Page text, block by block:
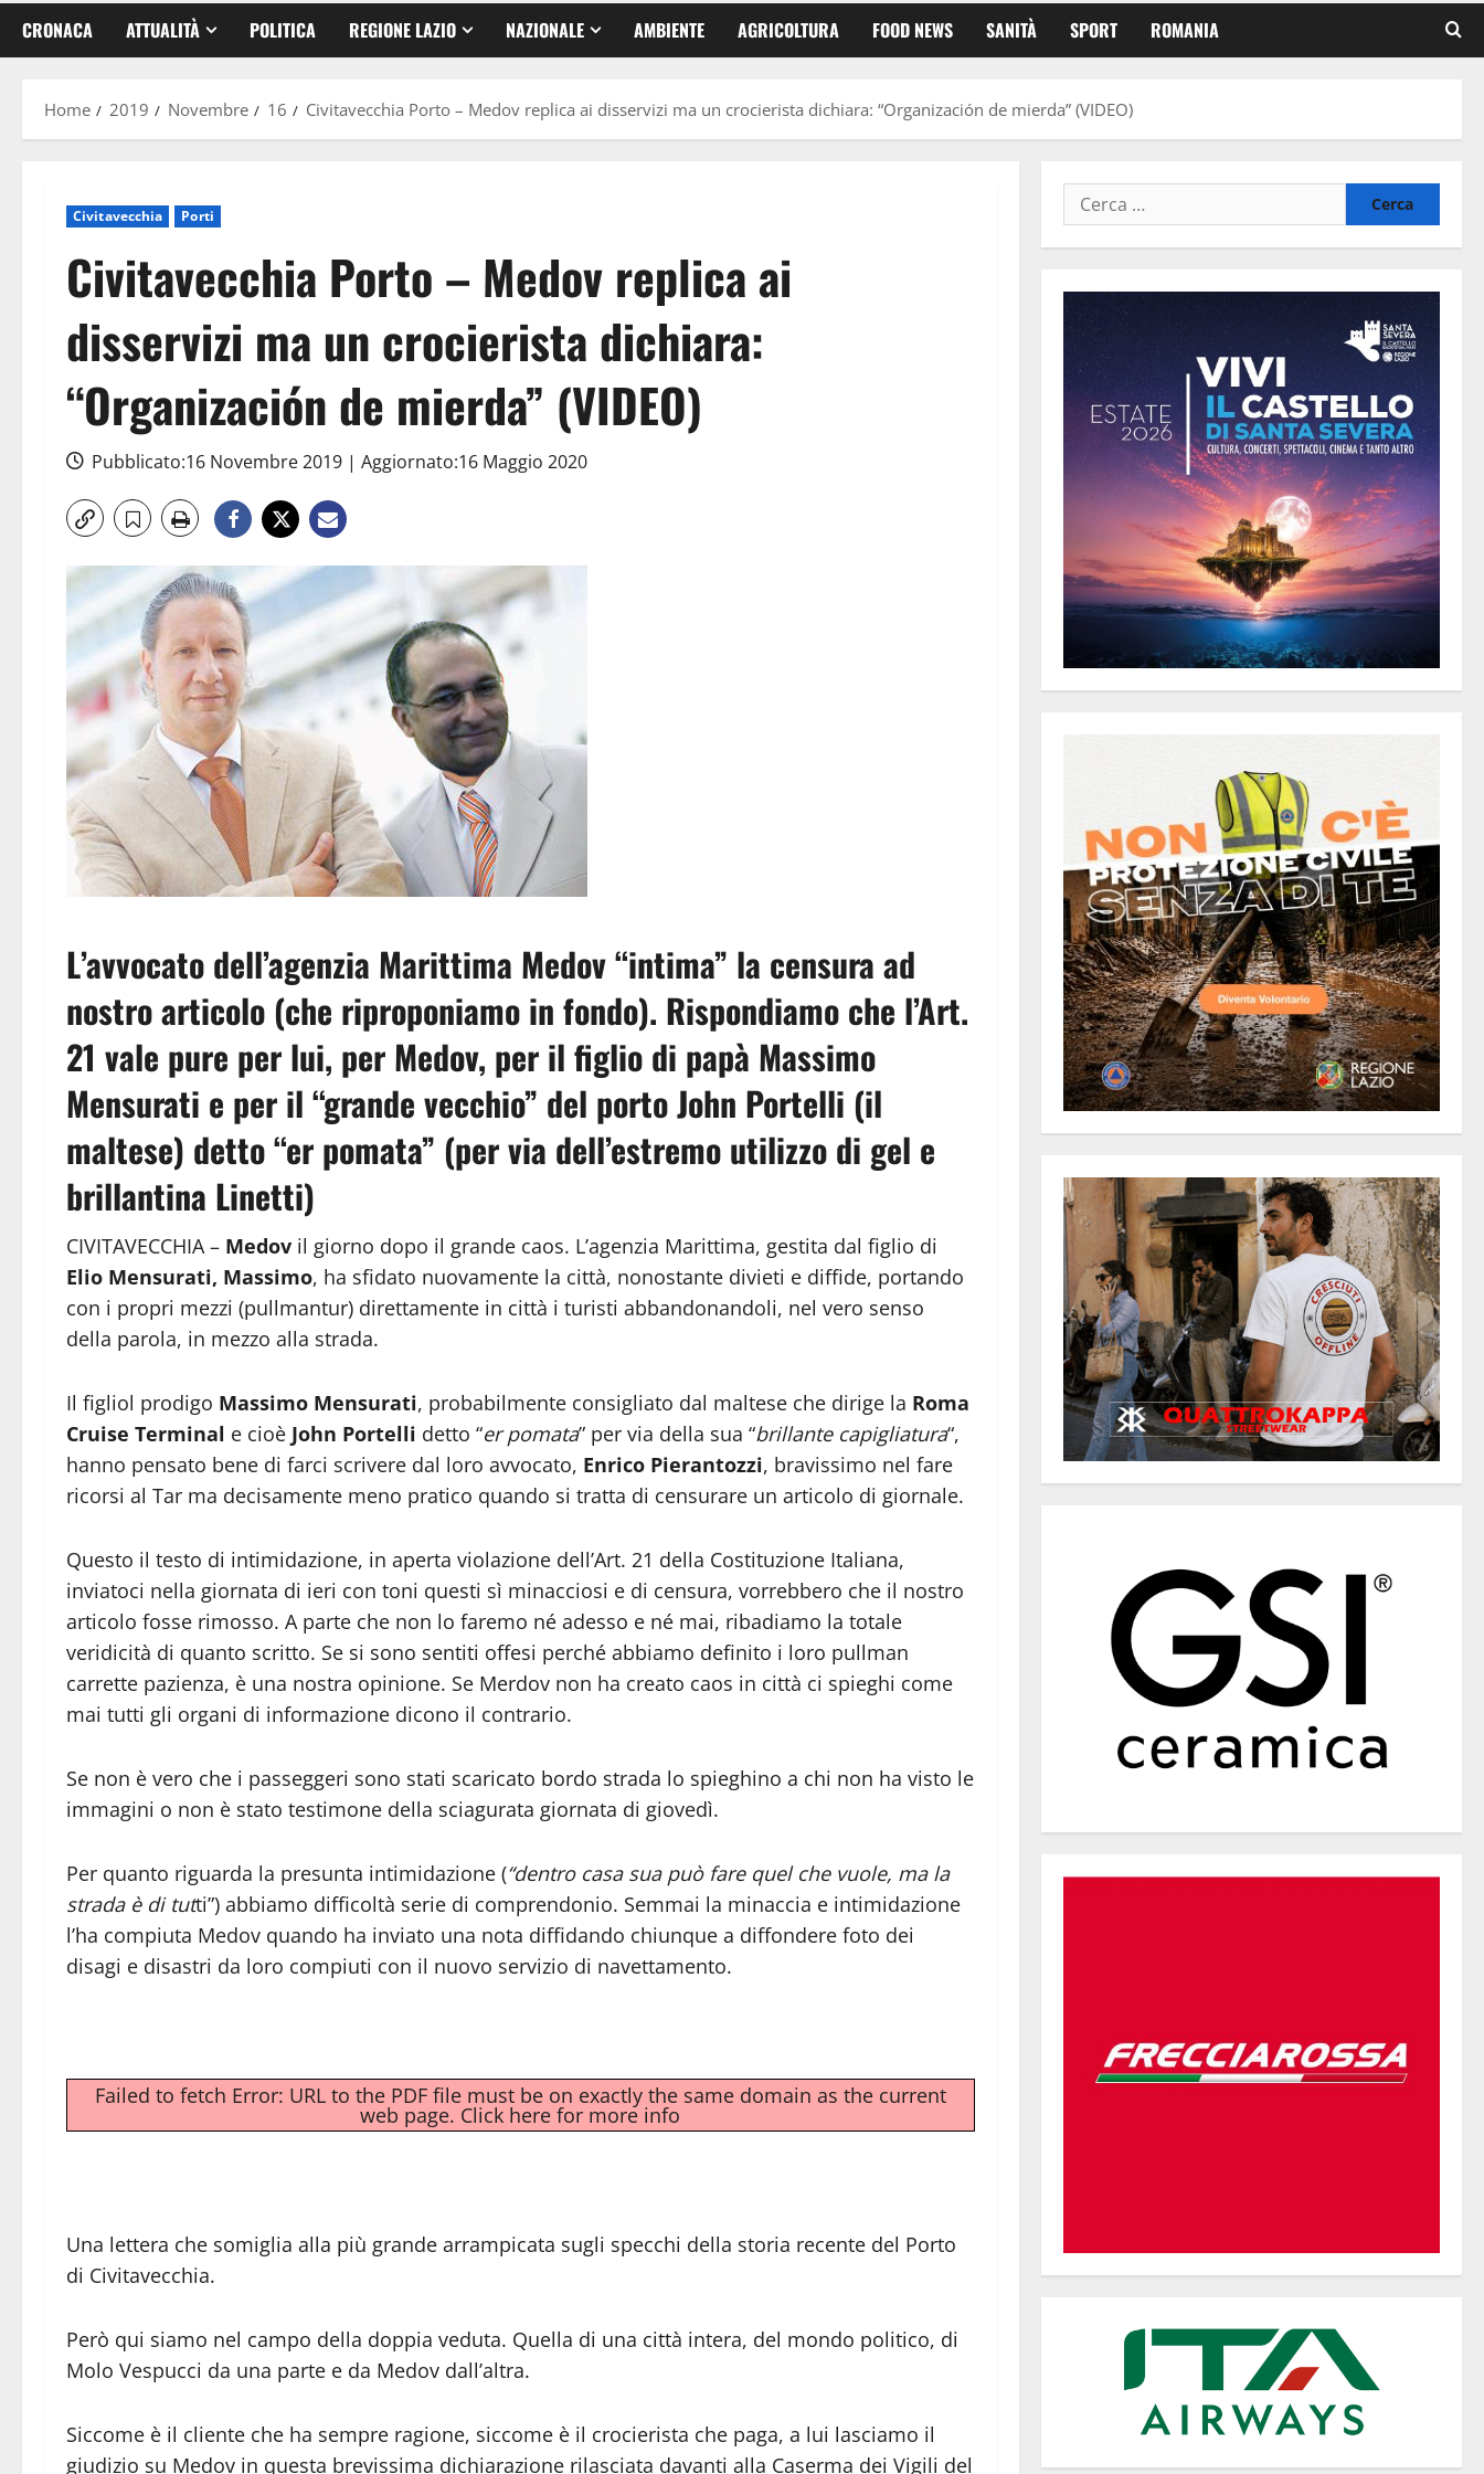
CRONACA ATTUALITÀ POLITICA REGIONE LAZIO NAZIONALE AMBIENTE AGRICOLTURA FOOD NEWS SANITÀ SPORT ROMANIA
Home 2019 Novembre 16 Civitavecchia Porto – Medov replica ai disservizi ma un crocierista dichiara: “Organización de mierda” (VIDEO)
Civitavecchia Porti
Civitavecchia Porto – Medov replica ai
disservizi ma un crocierista dichiara:
“Organización de mierda” (VIDEO)
Pubblicato:16 Novembre 2019 | Aggiornato:16 Maggio 2020
L’avvocato dell’agenzia Marittima Medov “intima” la censura ad
nostro articolo (che riproponiamo in fondo). Rispondiamo che l’Art.
21 vale pure per lui, per Medov, per il figlio di papà Massimo
Mensurati e per il “grande vecchio” del porto John Portelli (il
maltese) detto “er pomata” (per via dell’estremo utilizzo di gel e
brillantina Linetti)
CIVITAVECCHIA – Medov il giorno dopo il grande caos. L’agenzia Marittima, gestita dal figlio di
Elio Mensurati, Massimo, ha sfidato nuovamente la città, nonostante divieti e diffide, portando
con i propri mezzi (pullmantur) direttamente in città i turisti abbandonandoli, nel vero senso
della parola, in mezzo alla strada.
Il figliol prodigo Massimo Mensurati, probabilmente consigliato dal maltese che dirige la Roma
Cruise Terminal e cioè John Portelli detto “er pomata” per via della sua “brillante capigliatura“,
hanno pensato bene di farci scrivere dal loro avvocato, Enrico Pierantozzi, bravissimo nel fare
ricorsi al Tar ma decisamente meno pratico quando si tratta di censurare un articolo di giornale.
Questo il testo di intimidazione, in aperta violazione dell’Art. 21 della Costituzione Italiana,
inviatoci nella giornata di ieri con toni questi sì minacciosi e di censura, vorrebbero che il nostro
articolo fosse rimosso. A parte che non lo faremo né adesso e né mai, ribadiamo la totale
veridicità di quanto scritto. Se si sono sentiti offesi perché abbiamo definito i loro pullman
carrette pazienza, è una nostra opinione. Se Merdov non ha creato caos in città ci spieghi come
mai tutti gli organi di informazione dicono il contrario.
Se non è vero che i passeggeri sono stati scaricato bordo strada lo spieghino a chi non ha visto le
immagini o non è stato testimone della sciagurata giornata di giovedì.
Per quanto riguarda la presunta intimidazione (“dentro casa sua può fare quel che vuole, ma la
strada è di tutti”) abbiamo difficoltà serie di comprendonio. Semmai la minaccia e intimidazione
l’ha compiuta Medov quando ha inviato una nota diffidando chiunque a diffondere foto dei
disagi e disastri da loro compiuti con il nuovo servizio di navettamento.
Failed to fetch Error: URL to the PDF file must be on exactly the same domain as the current
web page. Click here for more info
Una lettera che somiglia alla più grande arrampicata sugli specchi della storia recente del Porto
di Civitavecchia.
Però qui siamo nel campo della doppia veduta. Quella di una città intera, del mondo politico, di
Molo Vespucci da una parte e da Medov dall’altra.
Siccome è il cliente che ha sempre ragione, siccome è il crocierista che paga, a lui lasciamo il
giudizio su Medov in questa brevissima dichiarazione rilasciata davanti alla Caserma dei Vigili del
Ricerca
per: